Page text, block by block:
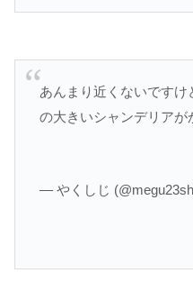
あんまり近くないです
の大きいシャンデリアが
— やくしじ